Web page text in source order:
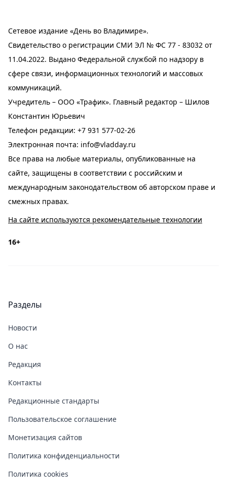
Сетевое издание «День во Владимире».
Свидетельство о регистрации СМИ ЭЛ № ФС 77 - 83032 от
11.04.2022. Выдано Федеральной службой по надзору в
сфере связи, информационных технологий и массовых
коммуникаций.
Учредитель – ООО «Трафик». Главный редактор – Шилов
Константин Юрьевич
Телефон редакции: +7 931 577-02-26
Электронная почта: info@vladday.ru
Все права на любые материалы, опубликованные на
сайте, защищены в соответствии с российским и
международным законодательством об авторском праве и
смежных правах.
На сайте используются рекомендательные технологии
16+
Разделы
Новости
О нас
Редакция
Контакты
Редакционные стандарты
Пользовательское соглашение
Монетизация сайтов
Политика конфиденциальности
Политика cookies